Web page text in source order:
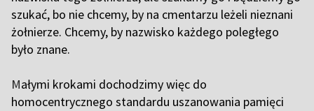
szukać, bo nie chcemy, by na cmentarzu leżeli nieznani
żołnierze. Chcemy, by nazwisko każdego poległego
było znane.
Małymi krokami dochodzimy więc do
homocentrycznego standardu uszanowania pamięci